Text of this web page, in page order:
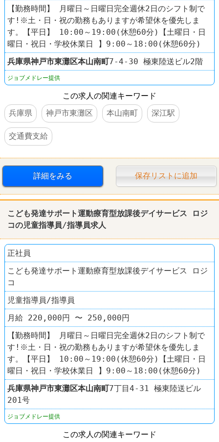
【勤務時間】 月曜日～日曜日完全週休2日のシフト制で
す!※土・日・祝の勤務もありますが希望休を優先しま
す。【平日】 10:00～19:00(休憩60分)【土曜日・日
曜日・祝日・学校休業日 】9:00～18:00(休憩60分)
兵庫県神戸市東灘区本山南町7-4-30 極東陸送ビル2階
ジョブメドレー提供
この求人の関連キーワード
兵庫県
神戸市東灘区 本山南町 深江駅
交通費支給
詳細をみる 保存リストに追加
こども発達サポート運動療育型放課後デイサービス ロジ
コの児童指導員/指導員求人
正社員
こども発達サポート運動療育型放課後デイサービス ロジ
コ
児童指導員/指導員
月給 220,000円 〜 250,000円
【勤務時間】 月曜日～日曜日完全週休2日のシフト制で
す!※土・日・祝の勤務もありますが希望休を優先しま
す。【平日】 10:00～19:00(休憩60分)【土曜日・日
曜日・祝日・学校休業日 】9:00～18:00(休憩60分)
兵庫県神戸市東灘区本山南町7丁目4-31 極東陸送ビル
201号
ジョブメドレー提供
この求人の関連キーワード